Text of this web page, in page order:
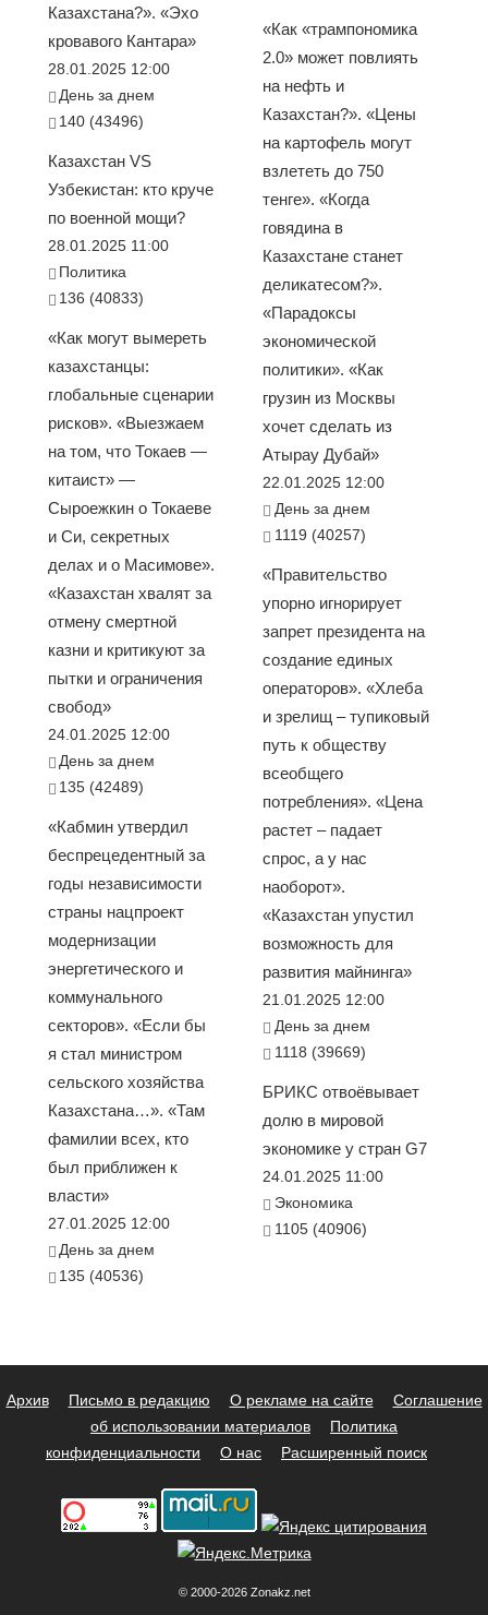
Казахстана?». «Эхо
кровавого Кантара»
28.01.2025 12:00
День за днем
140 (43496)
Казахстан VS
Узбекистан: кто круче
по военной мощи?
28.01.2025 11:00
Политика
136 (40833)
«Как могут вымереть
казахстанцы:
глобальные сценарии
рисков». «Выезжаем
на том, что Токаев —
китаист» —
Сыроежкин о Токаеве
и Си, секретных
делах и о Масимове».
«Казахстан хвалят за
отмену смертной
казни и критикуют за
пытки и ограничения
свобод»
24.01.2025 12:00
День за днем
135 (42489)
«Кабмин утвердил
беспрецедентный за
годы независимости
страны нацпроект
модернизации
энергетического и
коммунального
секторов». «Если бы
я стал министром
сельского хозяйства
Казахстана…». «Там
фамилии всех, кто
был приближен к
власти»
27.01.2025 12:00
День за днем
135 (40536)
«Как «трампономика
2.0» может повлиять
на нефть и
Казахстан?». «Цены
на картофель могут
взлететь до 750
тенге». «Когда
говядина в
Казахстане станет
деликатесом?».
«Парадоксы
экономической
политики». «Как
грузин из Москвы
хочет сделать из
Атырау Дубай»
22.01.2025 12:00
День за днем
1119 (40257)
«Правительство
упорно игнорирует
запрет президента на
создание единых
операторов». «Хлеба
и зрелищ – тупиковый
путь к обществу
всеобщего
потребления». «Цена
растет – падает
спрос, а у нас
наоборот».
«Казахстан упустил
возможность для
развития майнинга»
21.01.2025 12:00
День за днем
1118 (39669)
БРИКС отвоёвывает
долю в мировой
экономике у стран G7
24.01.2025 11:00
Экономика
1105 (40906)
Архив Письмо в редакцию О рекламе на сайте
Соглашение
об использовании материалов
Политика
конфиденциальности
О нас Расширенный поиск
© 2000-2026 Zonakz.net